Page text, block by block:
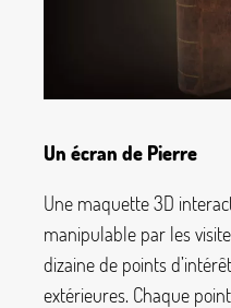
Un écran de Pierre
Une maquette 3D
manipulable par les
dizaine de points
extérieures. Chaque